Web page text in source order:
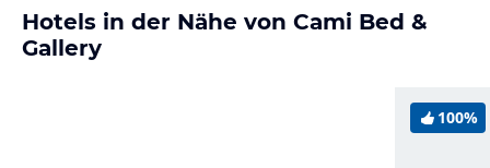
Hotels in der Nähe von Cami Bed &
Gallery
100%